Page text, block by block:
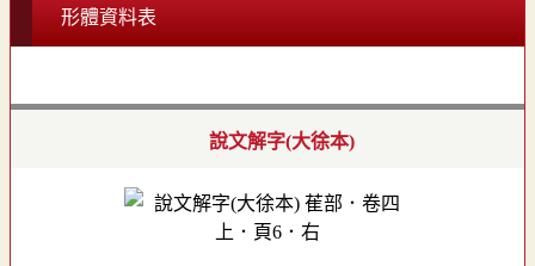
形體資料表
說文解字(大徐本)